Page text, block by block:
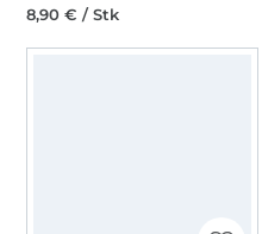
8,90 € / Stk